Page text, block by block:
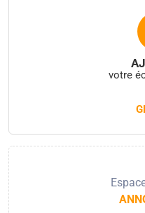
votre